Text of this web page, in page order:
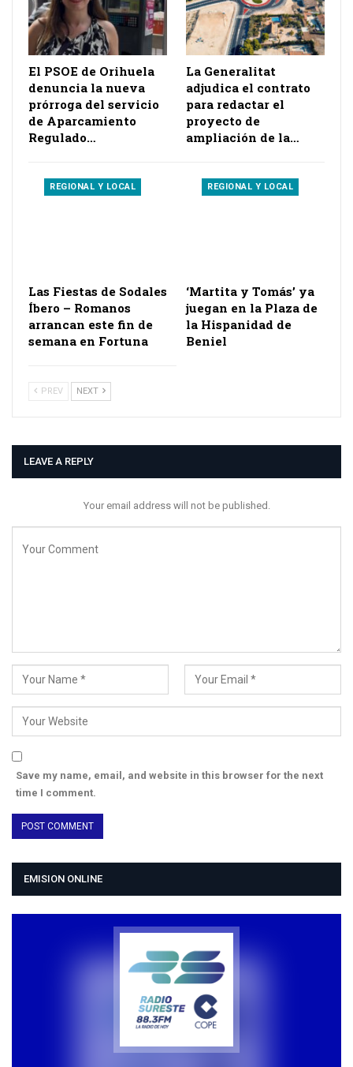
El PSOE de Orihuela
denuncia la nueva
prórroga del servicio
de Aparcamiento
Regulado…
La Generalitat
adjudica el contrato
para redactar el
proyecto de
ampliación de la…
REGIONAL Y LOCAL
Las Fiestas de Sodales
Íbero – Romanos
arrancan este fin de
semana en Fortuna
REGIONAL Y LOCAL
‘Martita y Tomás’ ya
juegan en la Plaza de
la Hispanidad de
Beniel
PREV NEXT
LEAVE A REPLY
Your email address will not be published.
Save my name, email, and website in this browser for the next
time I comment.
EMISION ONLINE